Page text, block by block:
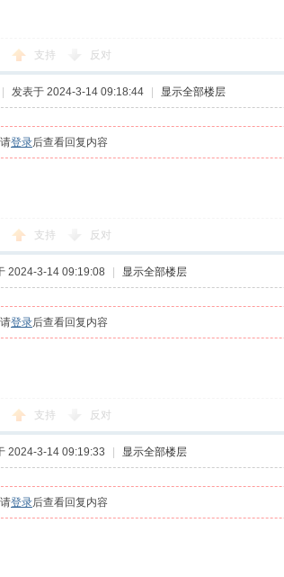
支持 反对
发表于 2024-3-14 09:18:44 显示全部楼层
登录后查看回复内容
支持 反对
2024-3-14 09:19:08 显示全部楼层
登录后查看回复内容
支持 反对
2024-3-14 09:19:33 显示全部楼层
登录后查看回复内容